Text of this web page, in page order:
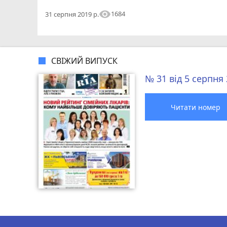
31 серпня 2019 р.visibility1684
СВІЖИЙ ВИПУСК
№ 31 від 5 серпня
Читати номер